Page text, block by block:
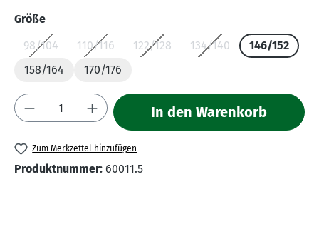
Größeauswählen
98/104
(Diese Option ist zurzeit nicht verfügbar.)
110/116
(Diese Option ist zurzeit nicht verfügbar.)
122/128
(Diese Option ist zurzeit nicht
134/140
(Diese Option ist
146/152
158/164
170/176
Produkt Anzahl: Gib den gewünschten
In den Warenkorb
Zum Merkzettel hinzufügen
Produktnummer: 60011.5